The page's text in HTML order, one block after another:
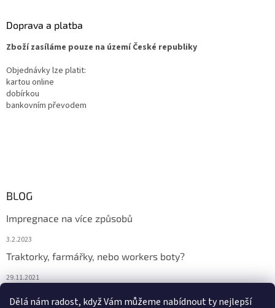
Dělá nám radost, když Vám můžeme nabídnout ty nejlepší
Doprava a platba
Zboží zasíláme pouze na území České republiky
Objednávky lze platit:
kartou online
dobírkou
bankovním převodem
BLOG
Impregnace na více způsobů
3.2.2023
Traktorky, farmářky, nebo workers boty?
29.11.2021